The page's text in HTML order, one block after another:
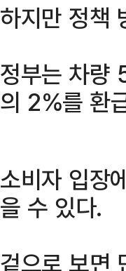
하지만 정책
정부는 차량
의 2%를 환
소비자 입장
을 수 있다.
겉으로 보면